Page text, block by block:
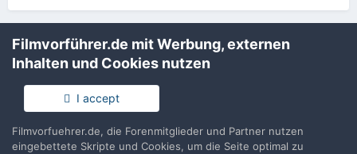
Erstelle ein Benutzerkonto oder melde
Du musst ein Benutzerkonto haben, um einen Kommentar
Filmvorführer.de mit Werbung, externen
Inhalten und Cookies nutzen
I accept
Filmvorfuehrer.de, die Forenmitglieder und Partner nutzen
eingebettete Skripte und Cookies, um die Seite optimal zu